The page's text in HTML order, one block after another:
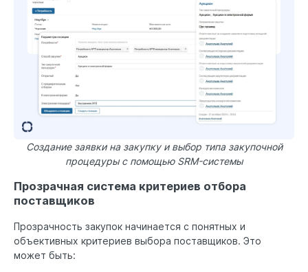
Создание заявки на закупку и выбор типа закупочной
процедуры с помощью SRM-системы
Прозрачная система критериев отбора
поставщиков
Прозрачность закупок начинается с понятных и
объективных критериев выбора поставщиков. Это
может быть: